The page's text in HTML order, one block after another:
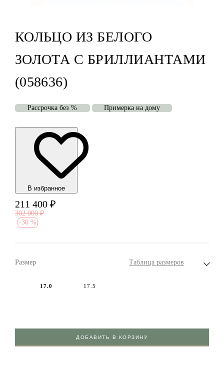
КОЛЬЦО ИЗ БЕЛОГО
ЗОЛОТА С БРИЛЛИАНТАМИ
(058636)
Рассрочка без % Примерка на дому
В избранноe
211 400 ₽
302 000 ₽
-30 %
Размер Таблица размеров
17.0 17.5
ДОБАВИТЬ В КОРЗИНУ